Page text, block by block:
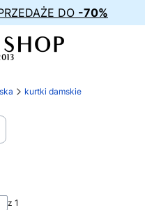
DO -70%
kurtki damskie
z 1